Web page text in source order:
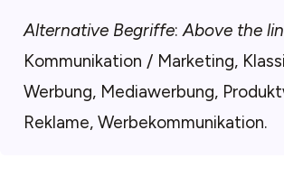
Alternative Begriffe: Above the
Kommunikation / Marketing,
Werbung, Mediawerbung,
Reklame, Werbekommunikation.